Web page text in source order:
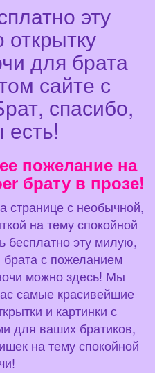
эту
для брата
сайте с
спасибо,
есть!
пожелание на
брату в прозе!
странице с необычной,
на тему спокойной
бесплатно эту милую,
с пожеланием
можно здесь! Мы
самые красивейшие
и картинки с
для ваших братиков,
на тему спокойной